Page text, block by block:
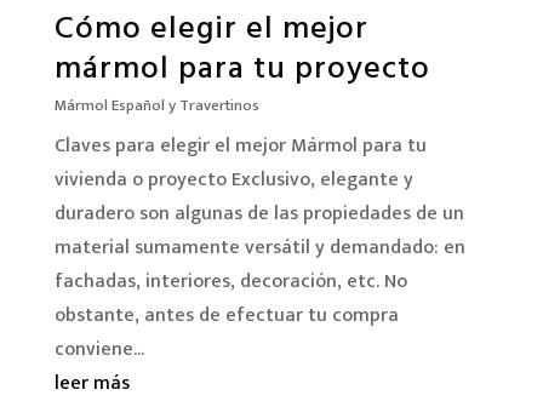
Cómo elegir el mejor
mármol para tu proyecto
Mármol Español y Travertinos
Claves para elegir el mejor Mármol para tu
vivienda o proyecto Exclusivo, elegante y
duradero son algunas de las propiedades de un
material sumamente versátil y demandado: en
fachadas, interiores, decoración, etc. No
obstante, antes de efectuar tu compra
conviene...
leer más